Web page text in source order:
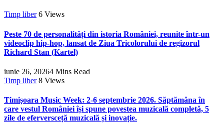
Timp liber 6 Views
Peste 70 de personalități din istoria României, reunite într-un
videoclip hip-hop, lansat de Ziua Tricolorului de regizorul
Richard Stan (Kartel)
iunie 26, 20264 Mins Read
Timp liber 8 Views
Timișoara Music Week: 2-6 septembrie 2026. Săptămâna în
care vestul României își spune povestea muzicală completă, 5
zile de eferversceță muzicală și inovație.